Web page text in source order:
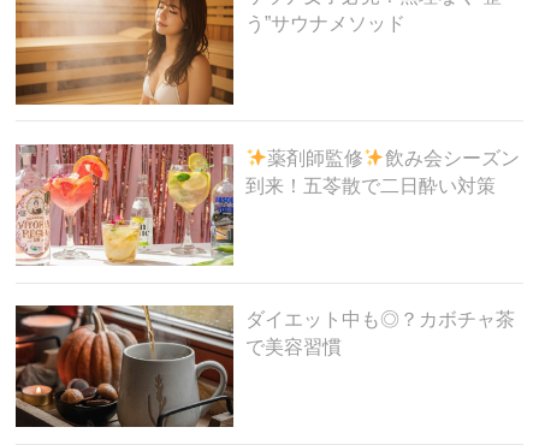
う”サウナメソッド
薬剤師監修
飲み会シーズン
到来！五苓散で二日酔い対策
ダイエット中も◎？カボチャ茶
で美容習慣